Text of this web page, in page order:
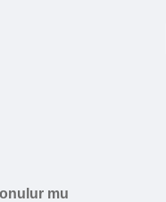
mu